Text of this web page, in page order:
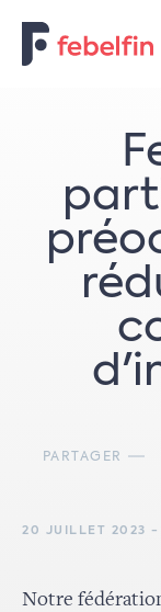
PARTAGER
20 JUILLET 2023 -
Notre